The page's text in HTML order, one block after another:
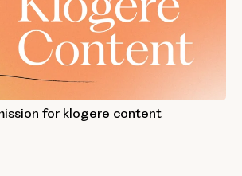
for klogere content